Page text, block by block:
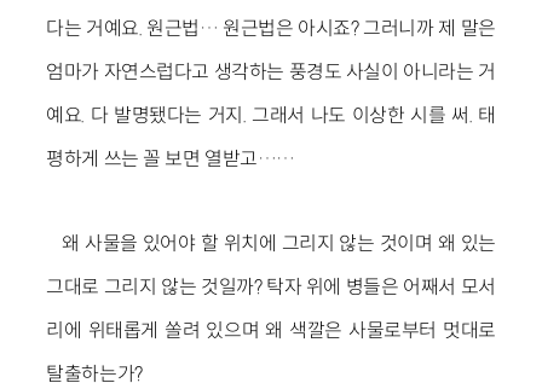
다는 거예요. 원근법… 원근법은 아시죠? 그러니까 제 말은
엄마가 자연스럽다고 생각하는 풍경도 사실이 아니라는 거
예요. 다 발명됐다는 거지. 그래서 나도 이상한 시를 써. 태
평하게 쓰는 꼴 보면 열받고……
왜 사물을 있어야 할 위치에 그리지 않는 것이며 왜 있는
그대로 그리지 않는 것일까? 탁자 위에 병들은 어째서 모서
리에 위태롭게 쏠려 있으며 왜 색깔은 사물로부터 멋대로
탈출하는가?